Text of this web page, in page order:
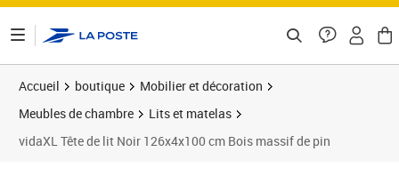
Accueil boutique
Mobilier et décoration
Meubles de chambre
Lits et matelas
vidaXL Tête de lit Noir 126x4x100 cm Bois massif de pin